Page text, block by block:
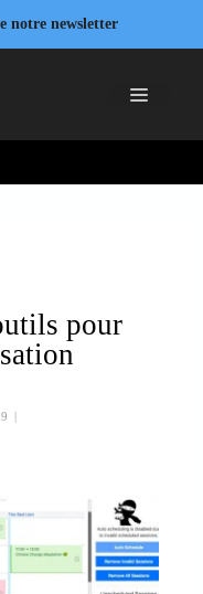
notre newsletter
Menu
pour
|